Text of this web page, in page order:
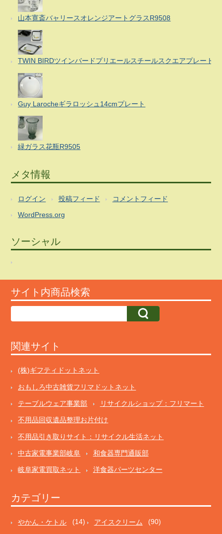
山本寛斎バャリースオレンジアートグラスR9508
TWIN BIRDツインバードプリエールスチールスクエアプレート
Guy Larocheギラロッシュ14cmプレート
緑ガラス花瓶R9505
メタ情報
ログイン 投稿フィード コメントフィード
WordPress.org
ソーシャル
サイト内商品検索
関連サイト
(株)ギフティドットネット
おもしろ中古雑貨フリマドットネット
テーブルウェア事業部 リサイクルショップ：フリマート
不用品回収遺品整理お片付け
不用品引き取りサイト：リサイクル生活ネット
中古家電事業部岐阜 和食器専門通販部
岐阜家電買取ネット 洋食器パーツセンター
カテゴリー
やかん・ケトル (14) アイスクリーム (90)